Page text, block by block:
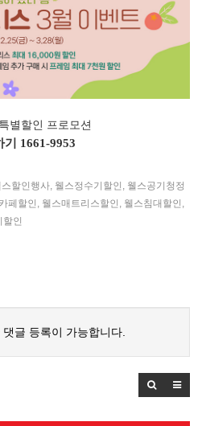
별할인 프로모션
기 1661-9953
스할인행사, 웰스정수기할인 , 웰스공기청정
페할인 , 웰스매트리스할인 , 웰스침대할인 ,
할인
글 등록이 가능합니다.